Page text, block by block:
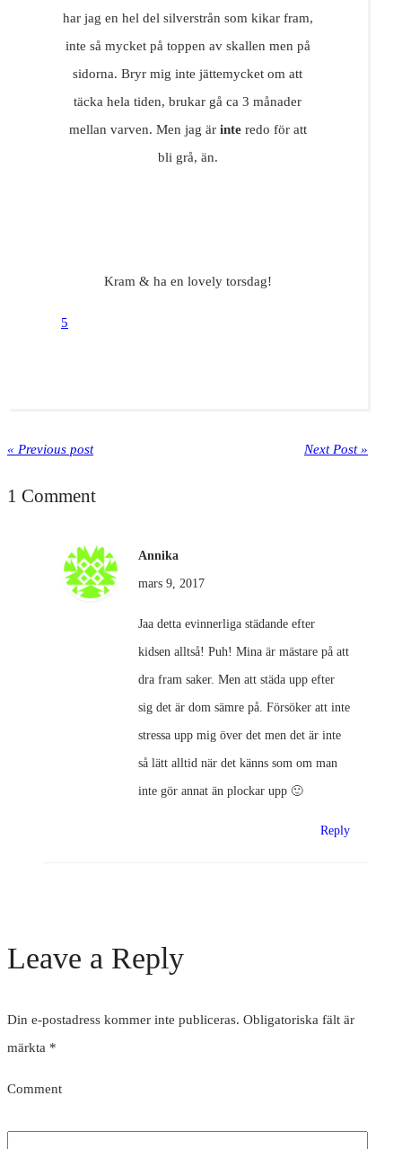
har jag en hel del silverstrån som kikar fram,
inte så mycket på toppen av skallen men på
sidorna. Bryr mig inte jättemycket om att
täcka hela tiden, brukar gå ca 3 månader
mellan varven. Men jag är inte redo för att
bli grå, än.
Kram & ha en lovely torsdag!
5
« Previous post Next Post »
1 Comment
Annika
mars 9, 2017
Jaa detta evinnerliga städande efter
kidsen alltså! Puh! Mina är mästare på att
dra fram saker. Men att städa upp efter
sig det är dom sämre på. Försöker att inte
stressa upp mig över det men det är inte
så lätt alltid när det känns som om man
inte gör annat än plockar upp 🙂
Reply
Leave a Reply
Din e-postadress kommer inte publiceras. Obligatoriska fält är
märkta *
Comment